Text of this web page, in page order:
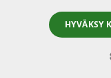
HYVÄKSY